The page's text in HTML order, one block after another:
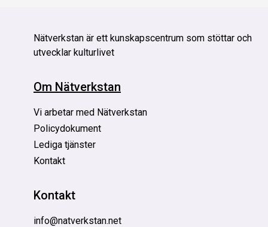
Nätverkstan är ett kunskapscentrum som stöttar och
utvecklar kulturlivet
Om Nätverkstan
Vi arbetar med Nätverkstan
Policydokument
Lediga tjänster
Kontakt
Kontakt
info@natverkstan.net